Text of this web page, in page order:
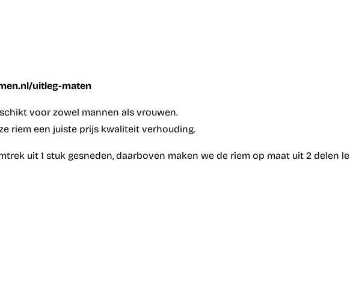
uitleg-maten
voor zowel mannen als vrouwen.
riem een juiste prijs kwaliteit verhouding.
uit 1 stuk gesneden, daarboven maken we de riem op maat uit 2 delen